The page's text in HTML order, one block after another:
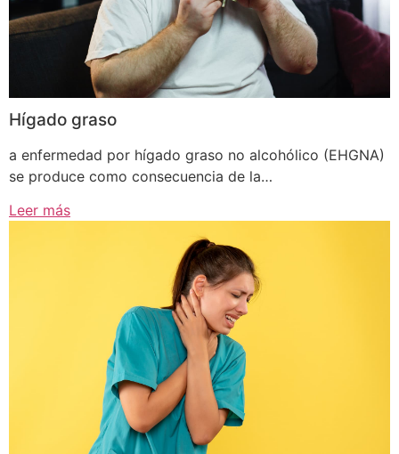
Hígado graso
a enfermedad por hígado graso no alcohólico (EHGNA)
se produce como consecuencia de la…
Leer más